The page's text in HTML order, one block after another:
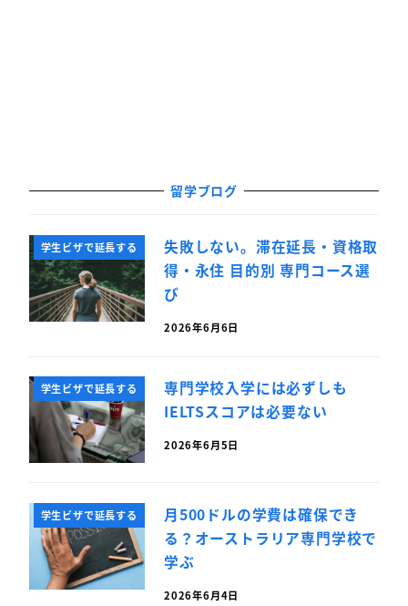
留学ブログ
学生ビザで延長する
失敗しない。滞在延長・資格取
得・永住 目的別 専門コース選
び
2026年6月6日
学生ビザで延長する
専門学校入学には必ずしも
IELTSスコアは必要ない
2026年6月5日
学生ビザで延長する
月500ドルの学費は確保でき
る？オーストラリア専門学校で
学ぶ
2026年6月4日